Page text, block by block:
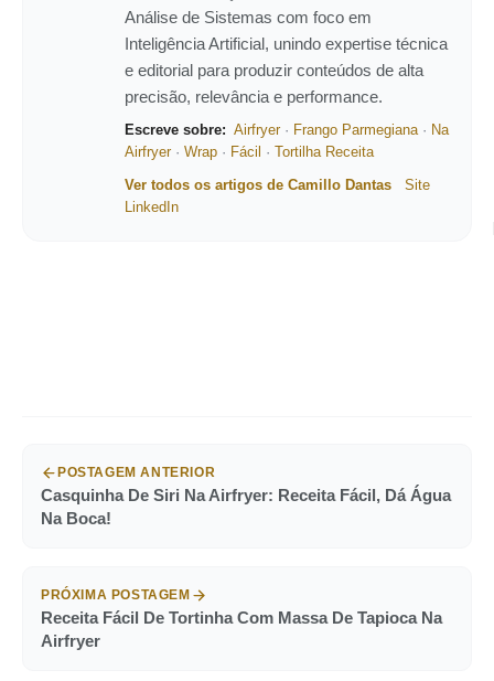
Análise de Sistemas com foco em
Inteligência Artificial, unindo expertise técnica
e editorial para produzir conteúdos de alta
precisão, relevância e performance.
Escreve sobre: Airfryer· Frango Parmegiana· Na
Airfryer· Wrap · Fácil · Tortilha Receita
Ver todos os artigos de Camillo Dantas
Site
LinkedIn
POSTAGEM ANTERIOR
Casquinha De Siri Na Airfryer: Receita Fácil, Dá Água
Na Boca!
PRÓXIMA POSTAGEM
Receita Fácil De Tortinha Com Massa De Tapioca Na
Airfryer